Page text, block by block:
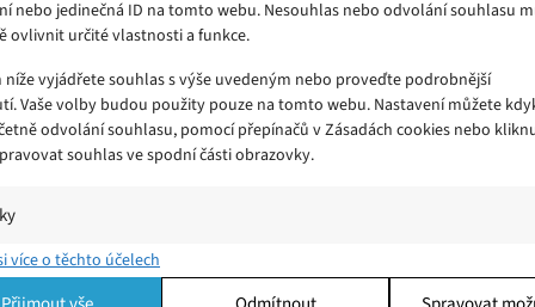
nebo jedinečná ID na tomto webu. Nesouhlas nebo odvolání souhlasu
ovlivnit určité vlastnosti a funkce.
vyjádřete souhlas s výše uvedeným nebo proveďte podrobnější
Vaše volby budou použity pouze na tomto webu. Nastavení můžete
odvolání souhlasu, pomocí přepínačů v Zásadách cookies nebo
souhlas ve spodní části obrazovky.
a/nebo přístup k informacím v zařízení, Porozumění publiku
kombinací údajů z různých zdrojů.
více o těchto účelech